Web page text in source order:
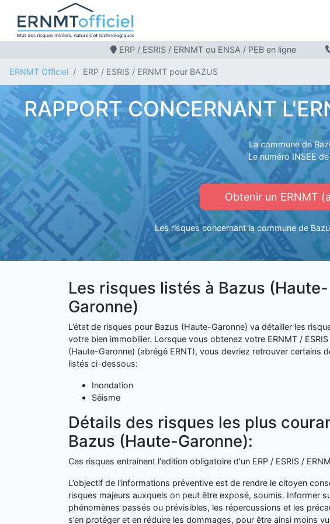
ERP / ESRIS / ERNMT ou ENSA / PEB en ligne
ERNMT Officiel ERP / ESRIS / ERNMT pour BAZUS
RAPPORT CONCERNANT
La commune de
Le numéro INSEE
Obtenir un ERNMT
Les risques concernant la commune de
Les risques listés à Bazus (Haute-
Garonne)
L’état de risques pour Bazus (Haute-Garonne) va détailler les
votre bien immobilier. Lorsque vous obtenez votre ERNMT /
(Haute-Garonne) (abrégé ERNT), vous devriez retrouver certains
listés ci-dessous:
Inondation
Séisme
Détails des risques les plus
Bazus (Haute-Garonne):
Ces risques entrainent l'edition obligatoire d'un ERP / ESRIS /
L’objectif de l'informations préventive est de rendre le citoyen
risques majeurs auxquels on peut être exposé, soumis. Informer
phénomènes passés ou prévisibles, les répercussions et les
s’en protéger et en réduire les dommages, pour être ainsi moins